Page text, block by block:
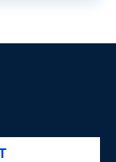
swiss-national-